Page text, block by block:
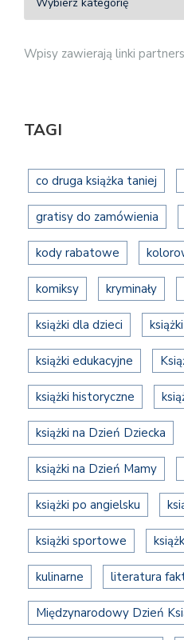
Wpisy zawierają linki
TAGI
co druga książka taniej
gratisy do zamówienia
kody rabatowe
komiksy kryminały
książki dla dzieci
książki edukacyjne
książki historyczne
książki na Dzień Dziecka
książki na Dzień Mamy
książki po angielsku
książki sportowe
kulinarne literatura
Międzynarodowy Dzień